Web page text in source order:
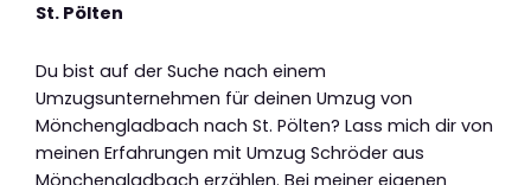
St. Pölten
Du bist auf der Suche nach einem
Umzugsunternehmen für deinen Umzug von
Mönchengladbach nach St. Pölten? Lass mich dir von
meinen Erfahrungen mit Umzug Schröder aus
Mönchengladbach erzählen. Bei meiner eigenen